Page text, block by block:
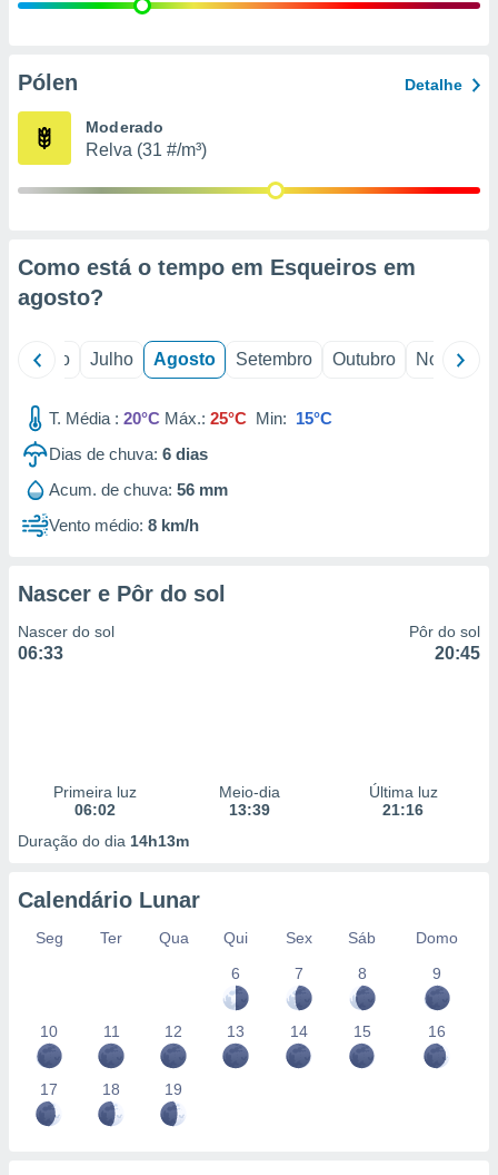
e
de
Pólen Detalhe
Moderado
Relva (31 #/m³)
Como está o tempo em Esqueiros em
agosto?
Junho Julho Agosto Setembro Outubro Novembro
T. Média : 20°C Máx.: 25°C Min: 15°C
Dias de chuva: 6 dias
Acum. de chuva: 56 mm
Vento médio: 8 km/h
Nascer e Pôr do sol
Nascer do sol
06:33
Pôr do sol
20:45
Primeira luz
06:02
Meio-dia
13:39
Última luz
21:16
Duração do dia 14h13m
Calendário Lunar
Seg Ter Qua Qui Sex Sáb
Domo
6
7 8 9
10 11 12 13 14 15 16
17 18 19